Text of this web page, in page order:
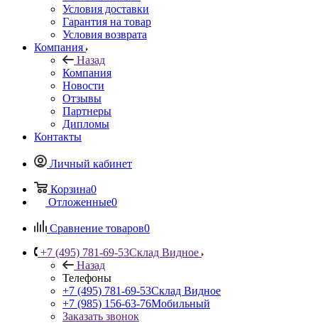
Условия доставки
Гарантия на товар
Условия возврата
Компания
Назад
Компания
Новости
Отзывы
Партнеры
Дипломы
Контакты
Личный кабинет
Корзина0
Отложенные0
Сравнение товаров0
+7 (495) 781-69-53Склад Видное
Назад
Телефоны
+7 (495) 781-69-53Склад Видное
+7 (985) 156-63-76Мобильный
Заказать звонок